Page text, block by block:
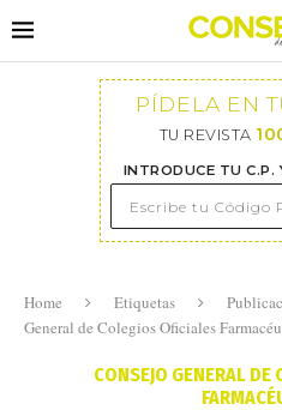
PÍDELA EN
TU REVISTA
INTRODUCE TU C.P.
Home Etiquetas
General de Colegios Oficiales
CONSEJO GENERAL DE